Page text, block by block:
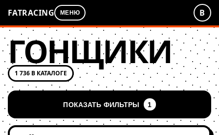
FATRACING МЕНЮ В
ГОНЩИКИ
1 736 В КАТАЛОГЕ
ПОКАЗАТЬ ФИЛЬТРЫ 1